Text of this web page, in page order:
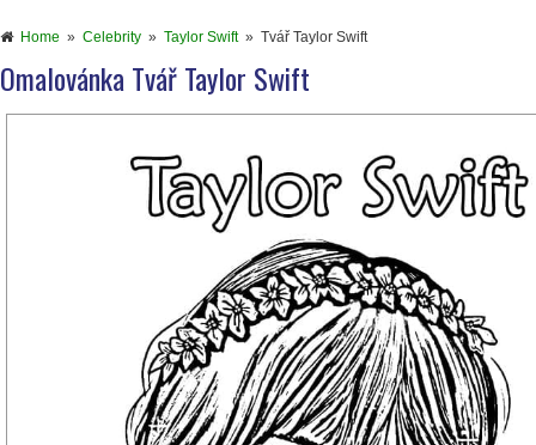
Home » Celebrity » Taylor Swift» Tvář Taylor Swift
Omalovánka Tvář Taylor Swift